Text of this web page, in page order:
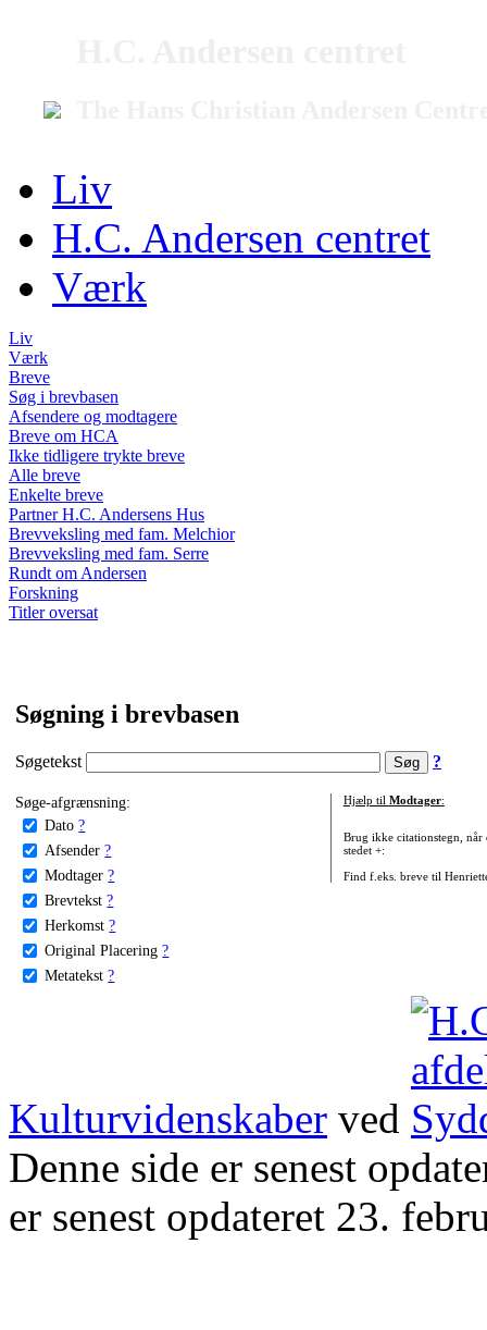
Liv
H.C. Andersen centret
Værk
Liv
Værk
Breve
Søg i brevbasen
Afsendere og modtagere
Breve om HCA
Ikke tidligere trykte breve
Alle breve
Enkelte breve
Partner H.C. Andersens Hus
Brevveksling med fam. Melchior
Brevveksling med fam. Serre
Rundt om Andersen
Forskning
Titler oversat
Søgning i brevbasen
Søgetekst ?
Søge-afgrænsning:
Dato ?
Afsender ?
Modtager ?
Brevtekst ?
Herkomst ?
Original Placering ?
Metatekst ?
Hjælp til Modtager:
Brug ikke citationstegn, når
stedet +:
Find f.eks. breve til
Kulturvidenskaber ved
Denne side er senest
er senest opdateret 23.